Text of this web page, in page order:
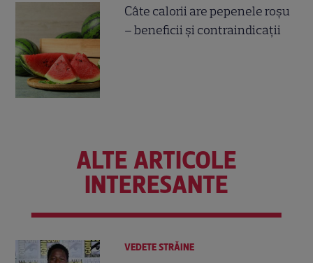
Câte calorii are pepenele roșu
– beneficii și contraindicații
ALTE ARTICOLE
INTERESANTE
VEDETE STRĂINE